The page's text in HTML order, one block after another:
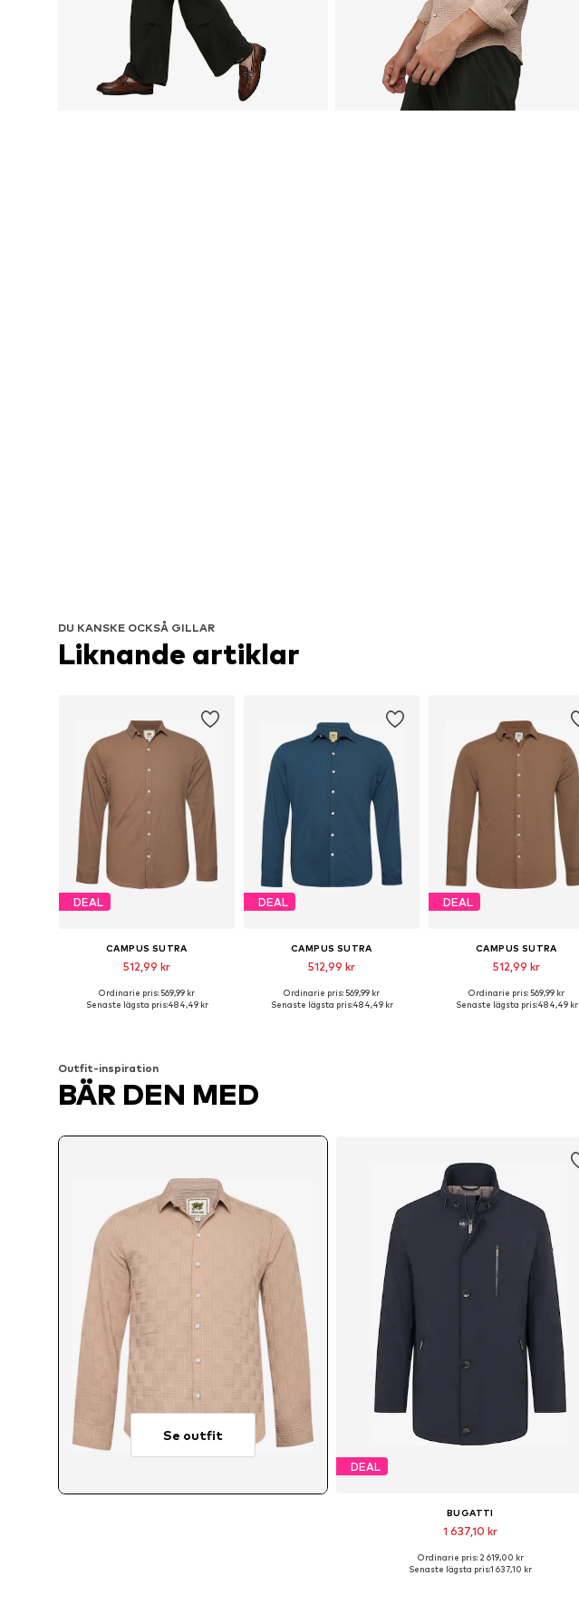
DU KANSKE OCKSÅ GILLAR
Liknande artiklar
DEAL
CAMPUS SUTRA
512,99 kr
Tillgängliga storlekar: M, L
Ordinarie pris: 569,99 kr
Senaste lägsta pris:484,49 kr
DEAL
CAMPUS SUTRA
512,99 kr
Tillgängliga storlekar: L, XL
Ordinarie pris: 569,99 kr
Senaste lägsta pris:484,49 kr
DEAL
CAMPUS SUTRA
512,99 kr
Tillgängliga storlekar: M, L
Ordinarie pris: 569,99 kr
Senaste lägsta pris:484,49 kr
Outfit-inspiration
BÄR DEN MED
Se outfit
DEAL
BUGATTI
1 637,10 kr
Tillgänglig i många storlekar
Ordinarie pris: 2 619,00 kr
Senaste lägsta pris:1 637,10 kr